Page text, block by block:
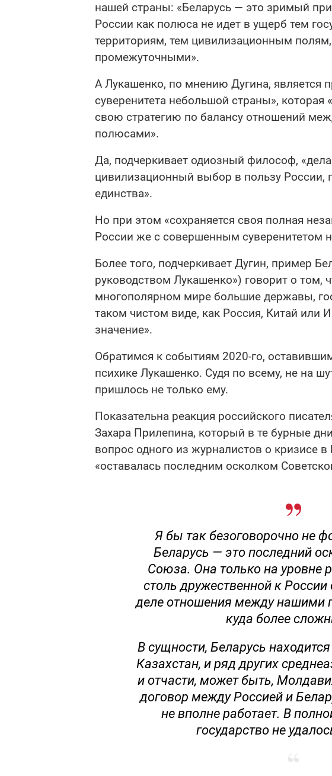
нашей страны: «Беларусь — это зримый
России как полюса не идет в ущерб тем
территориям, тем цивилизационным
промежуточными».
А Лукашенко, по мнению Дугина, является
суверенитета небольшой страны», которая
свою стратегию по балансу отношений
полюсами».
Да, подчеркивает одиозный философ,
цивилизационный выбор в пользу России,
единства».
Но при этом «сохраняется своя полная
России же с совершенным суверенитетом
Более того, подчеркивает Дугин, пример
руководством Лукашенко») говорит о том,
многополярном мире большие державы,
таком чистом виде, как Россия, Китай или
значение».
Обратимся к событиям 2020-го,
психике Лукашенко. Судя по всему, не на
пришлось не только ему.
Показательна реакция российского
Захара Прилепина, который в те бурные
вопрос одного из журналистов о кризисе в
«оставалась последним осколком
Я бы так безоговорочно не
Беларусь — это последний
Союза. Она только на уровне
столь дружественной к
деле отношения между нашими
куда более
В сущности, Беларусь
Казахстан, и ряд других
и отчасти, может быть,
договор между Россией и
не вполне работает. В
государство не